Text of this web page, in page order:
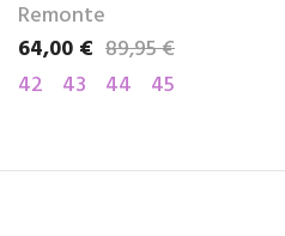
Remonte
Prix
64,00 €
Prix de base89,95 €
42
43 44 45